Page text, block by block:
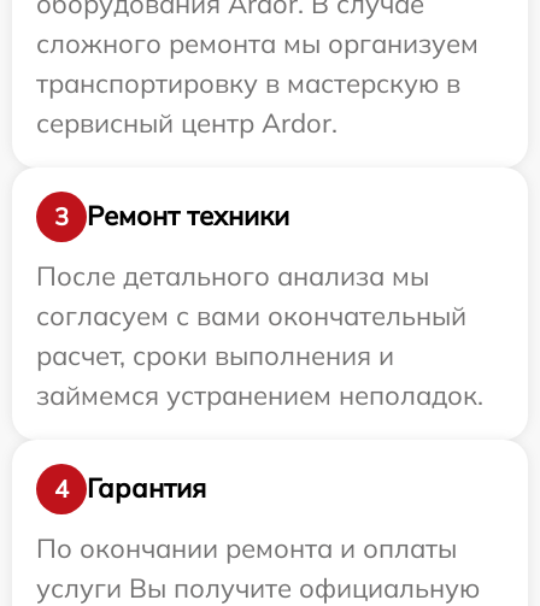
сложного ремонта мы организуем
транспортировку в мастерскую в
сервисный центр Ardor.
3
Ремонт техники
После детального анализа мы
согласуем с вами окончательный
расчет, сроки выполнения и
займемся устранением неполадок.
4
Гарантия
По окончании ремонта и оплаты
услуги Вы получите официальную